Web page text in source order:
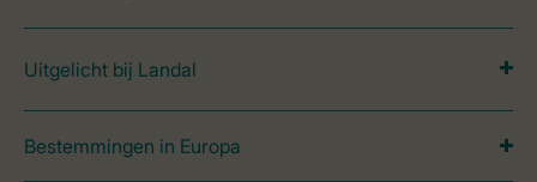
Uitgelicht bij Landal
Bestemmingen in Europa